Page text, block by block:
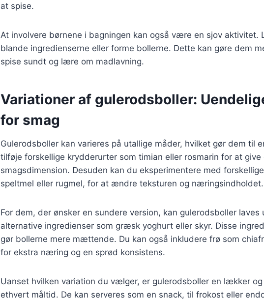
at spise.
At involvere børnene i bagningen kan også være en sjov
blande ingredienserne eller forme bollerne. Dette kan gøre dem
spise sundt og lære om madlavning.
Variationer af gulerodsboller:
for smag
Gulerodsboller kan varieres på utallige måder, hvilket gør dem til
tilføje forskellige krydderurter som timian eller rosmarin for at give
smagsdimension. Desuden kan du eksperimentere med
speltmel eller rugmel, for at ændre teksturen og næringsindholdet.
For dem, der ønsker en sundere version, kan gulerodsboller laves
alternative ingredienser som græsk yoghurt eller skyr. Disse
gør bollerne mere mættende. Du kan også inkludere frø som
for ekstra næring og en sprød konsistens.
Uanset hvilken variation du vælger, er gulerodsboller en lækker
ethvert måltid. De kan serveres som en snack, til frokost eller